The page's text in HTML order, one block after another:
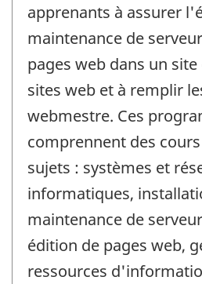
apprenants à assurer
maintenance de
pages web dans un
sites web et à remplir
webmestre. Ces
comprennent des
sujets : systèmes et
informatiques,
maintenance de
édition de pages web,
ressources